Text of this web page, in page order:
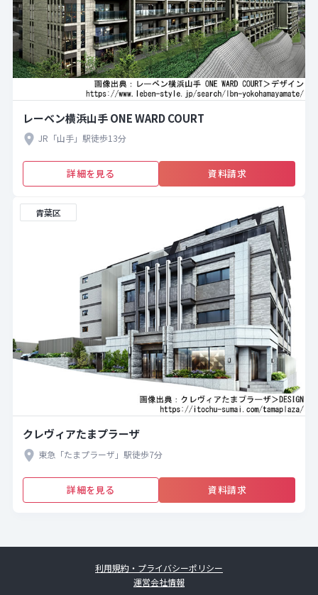
レーベン横浜山手 ONE WARD COURT
JR「山手」駅徒歩13分
詳細を見る 資料請求
青葉区
クレヴィアたまプラーザ
東急「たまプラーザ」駅徒歩7分
詳細を見る 資料請求
利用規約・プライバシーポリシー
運営会社情報